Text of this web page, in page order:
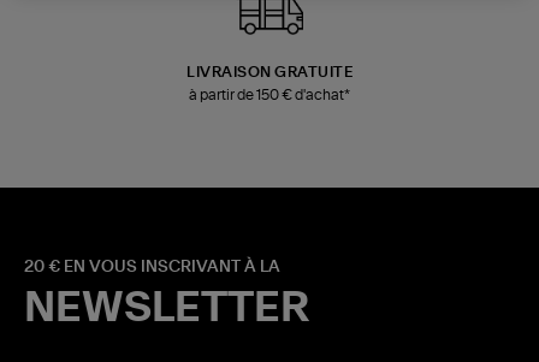
LIVRAISON GRATUITE
à partir de 150 € d'achat*
20 € EN VOUS INSCRIVANT À LA
NEWSLETTER